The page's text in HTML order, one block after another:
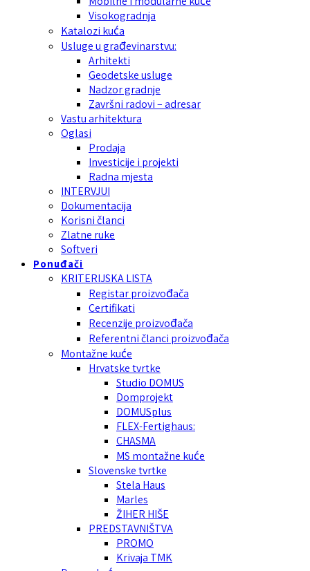
Visokogradnja
Katalozi kuća
Usluge u građevinarstvu:
Arhitekti
Geodetske usluge
Nadzor gradnje
Završni radovi – adresar
Vastu arhitektura
Oglasi
Prodaja
Investicije i projekti
Radna mjesta
INTERVJUI
Dokumentacija
Korisni članci
Zlatne ruke
Softveri
Ponuđači
KRITERIJSKA LISTA
Registar proizvođača
Certifikati
Recenzije proizvođača
Referentni članci proizvođača
Montažne kuće
Hrvatske tvrtke
Studio DOMUS
Domprojekt
DOMUSplus
FLEX-Fertighaus:
CHASMA
MS montažne kuće
Slovenske tvrtke
Stela Haus
Marles
ŽIHER HIŠE
PREDSTAVNIŠTVA
PROMO
Krivaja TMK